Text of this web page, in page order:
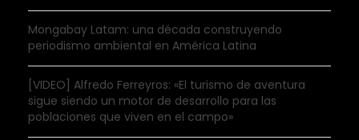
Mongabay Latam: una década construyendo
periodismo ambiental en América Latina
[VIDEO] Alfredo Ferreyros: «El turismo de aventura
sigue siendo un motor de desarrollo para las
poblaciones que viven en el campo»